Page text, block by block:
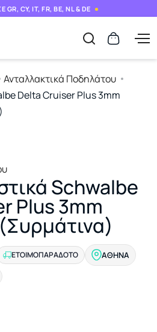
CY, IT, FR, BE, NL & DE
Ανταλλακτικά Ποδηλάτου
Delta Cruiser Plus 3mm
Schwalbe
Plus 3mm
ΕΤΟΙΜΟΠΑΡΆΔΟΤΟ ΑΘΉΝΑ